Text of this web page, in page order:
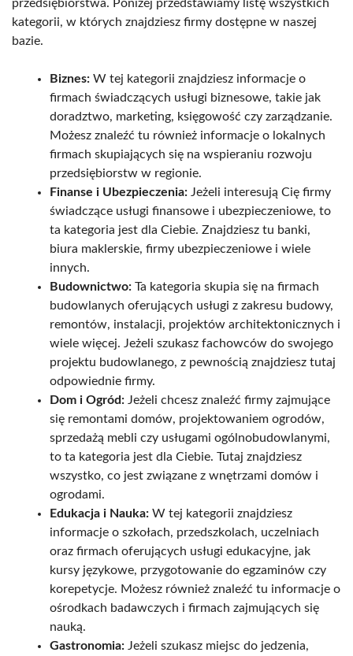
przedsiębiorstwa. Poniżej przedstawiamy listę wszystkich
kategorii, w których znajdziesz firmy dostępne w naszej
bazie.
Biznes: W tej kategorii znajdziesz informacje o
firmach świadczących usługi biznesowe, takie jak
doradztwo, marketing, księgowość czy zarządzanie.
Możesz znaleźć tu również informacje o lokalnych
firmach skupiających się na wspieraniu rozwoju
przedsiębiorstw w regionie.
Finanse i Ubezpieczenia: Jeżeli interesują Cię firmy
świadczące usługi finansowe i ubezpieczeniowe, to
ta kategoria jest dla Ciebie. Znajdziesz tu banki,
biura maklerskie, firmy ubezpieczeniowe i wiele
innych.
Budownictwo: Ta kategoria skupia się na firmach
budowlanych oferujących usługi z zakresu budowy,
remontów, instalacji, projektów architektonicznych i
wiele więcej. Jeżeli szukasz fachowców do swojego
projektu budowlanego, z pewnością znajdziesz tutaj
odpowiednie firmy.
Dom i Ogród: Jeżeli chcesz znaleźć firmy zajmujące
się remontami domów, projektowaniem ogrodów,
sprzedażą mebli czy usługami ogólnobudowlanymi,
to ta kategoria jest dla Ciebie. Tutaj znajdziesz
wszystko, co jest związane z wnętrzami domów i
ogrodami.
Edukacja i Nauka: W tej kategorii znajdziesz
informacje o szkołach, przedszkolach, uczelniach
oraz firmach oferujących usługi edukacyjne, jak
kursy językowe, przygotowanie do egzaminów czy
korepetycje. Możesz również znaleźć tu informacje o
ośrodkach badawczych i firmach zajmujących się
nauką.
Gastronomia: Jeżeli szukasz miejsc do jedzenia,